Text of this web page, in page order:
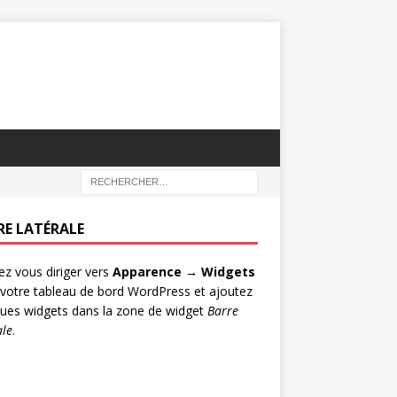
LATÉRALE
vous diriger vers Apparence → Widgets
tableau de bord WordPress et ajoutez
widgets dans la zone de widget Barre
.